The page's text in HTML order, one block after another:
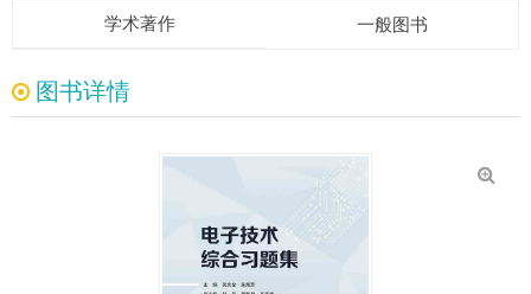
学术著作 一般图书
图书详情